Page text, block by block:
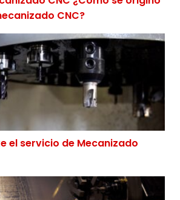
CNC?
el servicio de Mecanizado CNC?
el servicio de Mecanizado
CNC